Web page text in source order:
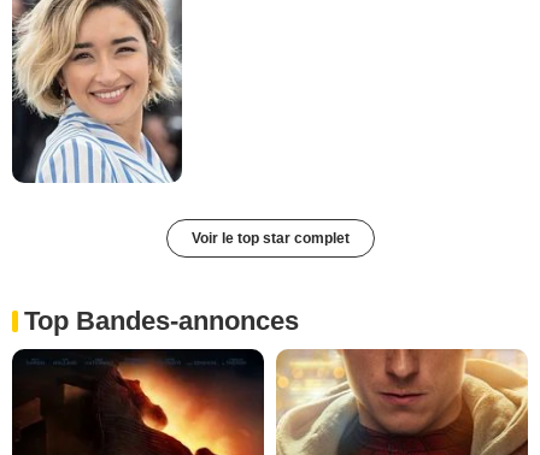
Voir le top star complet
Top Bandes-annonces